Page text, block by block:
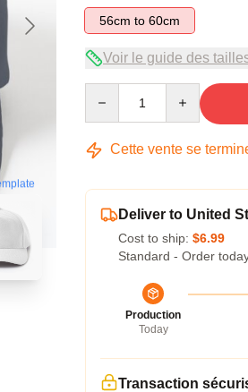
56cm to 60cm
Voir le guide des
Cette vente se
Deliver to United
Cost to ship: $6.99
Standard - Order
Production
Today
Transaction